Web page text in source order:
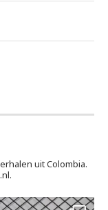
uit Colombia.